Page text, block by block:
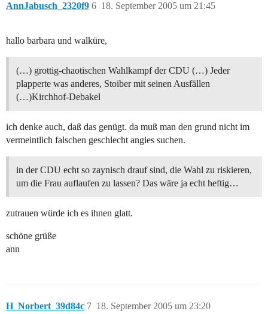
AnnJabusch_2320f9 18. September 2005 um 21:45
6
hallo barbara und walküre,
(…) grottig-chaotischen Wahlkampf der CDU (…) Jeder
plapperte was anderes, Stoiber mit seinen Ausfällen
(…)Kirchhof-Debakel
ich denke auch, daß das genügt. da muß man den grund nicht im
vermeintlich falschen geschlecht angies suchen.
in der CDU echt so zaynisch drauf sind, die Wahl zu riskieren,
um die Frau auflaufen zu lassen? Das wäre ja echt heftig…
zutrauen würde ich es ihnen glatt.
schöne grüße
ann
H_Norbert_39d84c 18. September 2005 um 23:20
7